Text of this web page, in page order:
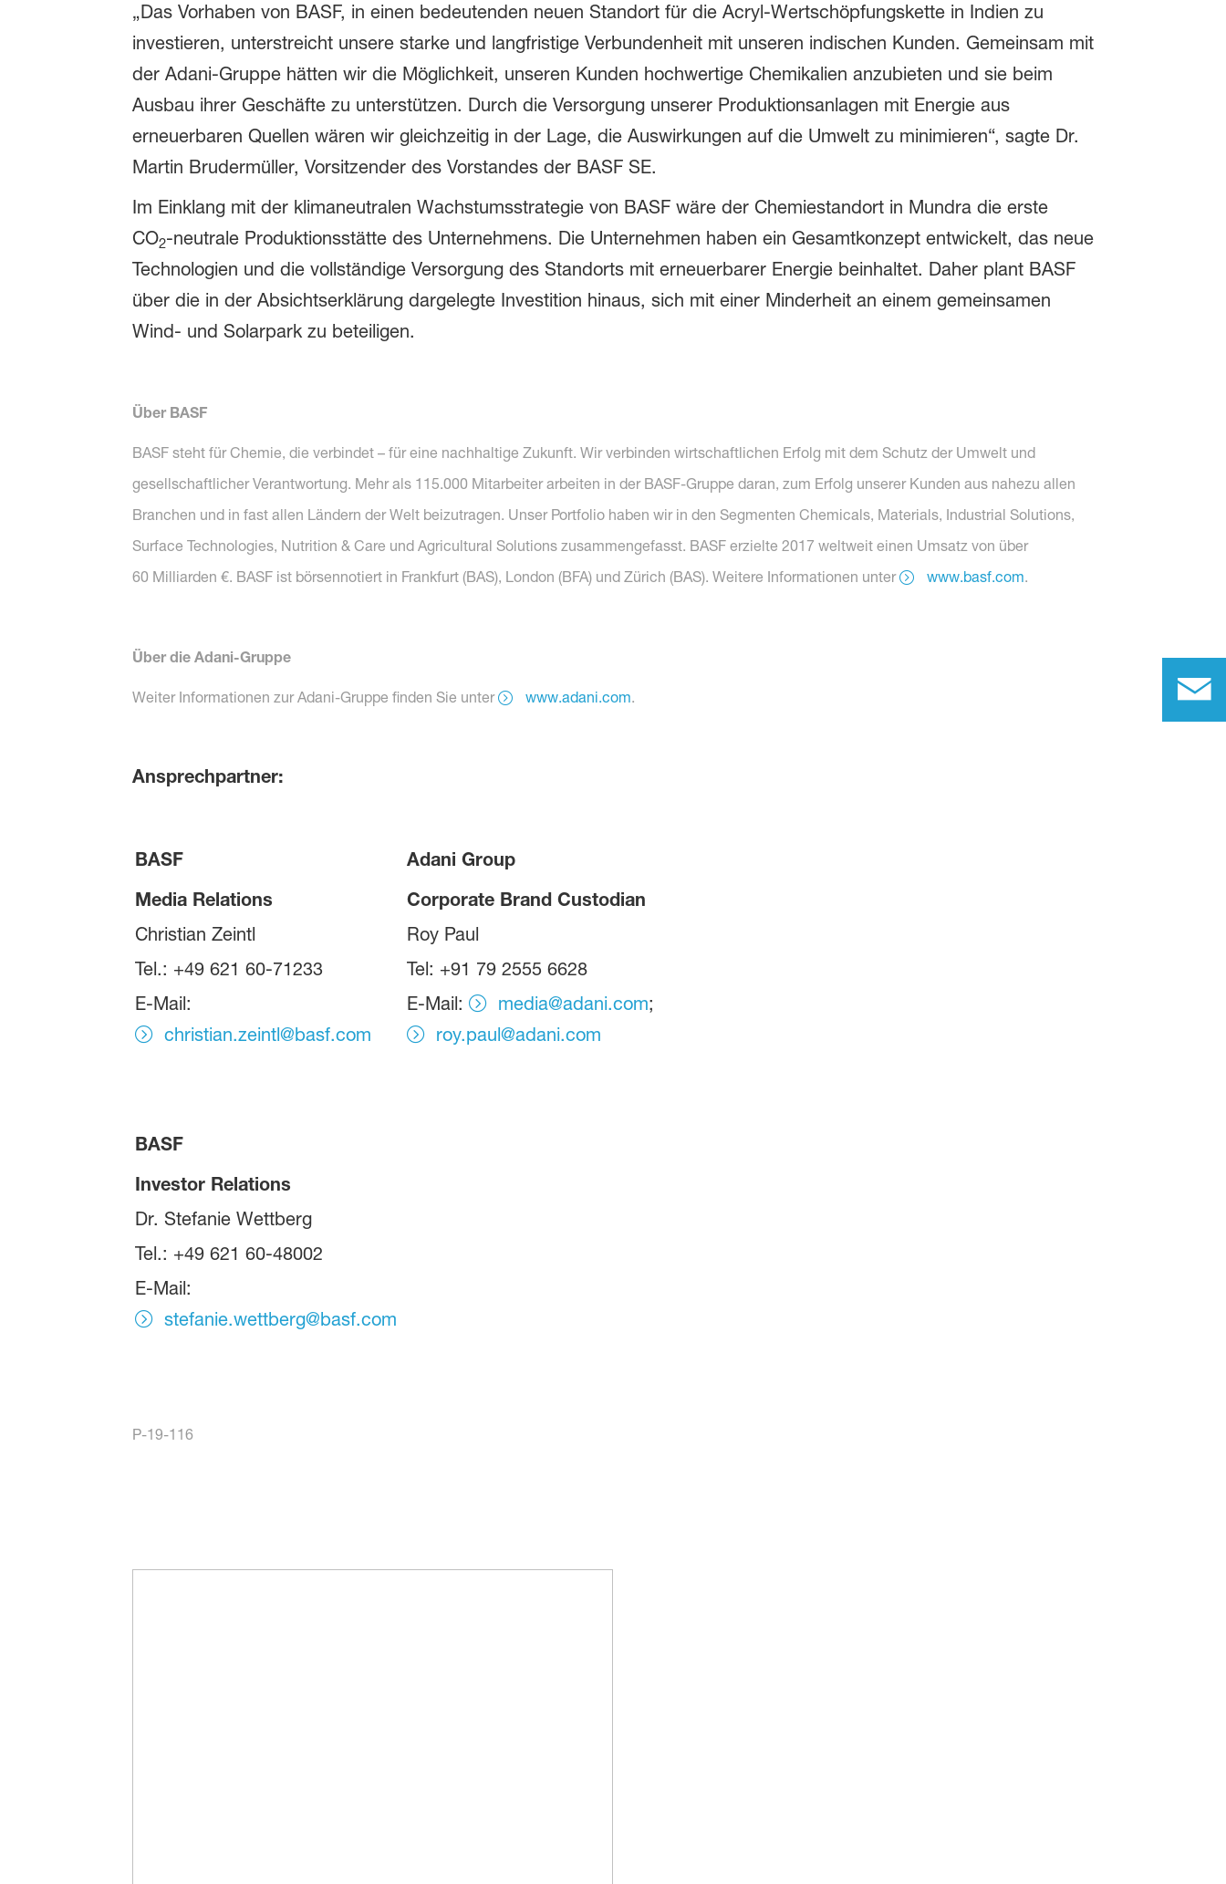
„Das Vorhaben von BASF, in einen bedeutenden neuen Standort für die Acryl-Wertschöpfungskette in Indien zu
investieren, unterstreicht unsere starke und langfristige Verbundenheit mit unseren indischen Kunden. Gemeinsam mit
der Adani-Gruppe hätten wir die Möglichkeit, unseren Kunden hochwertige Chemikalien anzubieten und sie beim
Ausbau ihrer Geschäfte zu unterstützen. Durch die Versorgung unserer Produktionsanlagen mit Energie aus
erneuerbaren Quellen wären wir gleichzeitig in der Lage, die Auswirkungen auf die Umwelt zu minimieren“, sagte Dr.
Martin Brudermüller, Vorsitzender des Vorstandes der BASF SE.
Im Einklang mit der klimaneutralen Wachstumsstrategie von BASF wäre der Chemiestandort in Mundra die erste
CO2-neutrale Produktionsstätte des Unternehmens. Die Unternehmen haben ein Gesamtkonzept entwickelt, das neue
Technologien und die vollständige Versorgung des Standorts mit erneuerbarer Energie beinhaltet. Daher plant BASF
über die in der Absichtserklärung dargelegte Investition hinaus, sich mit einer Minderheit an einem gemeinsamen
Wind- und Solarpark zu beteiligen.
Über BASF
BASF steht für Chemie, die verbindet – für eine nachhaltige Zukunft. Wir verbinden wirtschaftlichen Erfolg mit dem Schutz der Umwelt und
gesellschaftlicher Verantwortung. Mehr als 115.000 Mitarbeiter arbeiten in der BASF-Gruppe daran, zum Erfolg unserer Kunden aus nahezu allen
Branchen und in fast allen Ländern der Welt beizutragen. Unser Portfolio haben wir in den Segmenten Chemicals, Materials, Industrial Solutions,
Surface Technologies, Nutrition & Care und Agricultural Solutions zusammengefasst. BASF erzielte 2017 weltweit einen Umsatz von über
60 Milliarden €. BASF ist börsennotiert in Frankfurt (BAS), London (BFA) und Zürich (BAS). Weitere Informationen unter
www.basf.com.
Über die Adani-Gruppe
Weiter Informationen zur Adani-Gruppe finden Sie unter www.adani.com.
Ansprechpartner:
BASF
Media Relations
Adani Group
Corporate Brand Custodian
Christian Zeintl
Roy Paul
Tel.: +49 621 60-71233
Tel: +91 79 2555 6628
E-Mail:
christian.zeintl@basf.com
E-Mail: media@adani.com;
roy.paul@adani.com
BASF
Investor Relations
Dr. Stefanie Wettberg
Tel.: +49 621 60-48002
E-Mail:
stefanie.wettberg@basf.com
P-19-116